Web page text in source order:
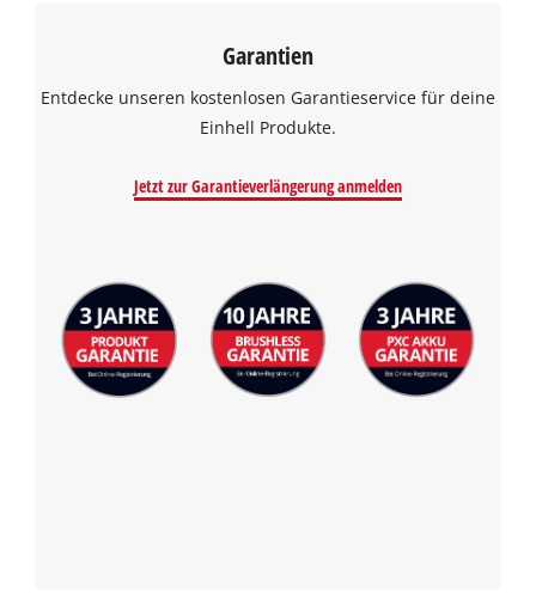
Garantien
Entdecke unseren kostenlosen Garantieservice für deine
Einhell Produkte.
Jetzt zur Garantieverlängerung anmelden